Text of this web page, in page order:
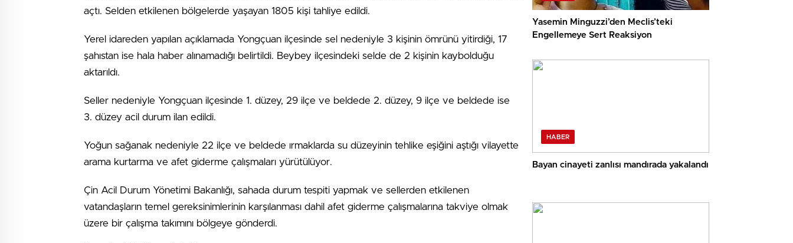
açtı. Selden etkilenen bölgelerde yaşayan 1805 kişi tahliye edildi.
Yerel idareden yapılan açıklamada Yongçuan ilçesinde sel nedeniyle 3 kişinin ömrünü yitirdiği, 17
şahıstan ise hala haber alınamadığı belirtildi. Beybey ilçesindeki selde de 2 kişinin kaybolduğu
aktarıldı.
Seller nedeniyle Yongçuan ilçesinde 1. düzey, 29 ilçe ve beldede 2. düzey, 9 ilçe ve beldede ise
3. düzey acil durum ilan edildi.
Yoğun sağanak nedeniyle 22 ilçe ve beldede ırmaklarda su düzeyinin tehlike eşiğini aştığı vilayette
arama kurtarma ve afet giderme çalışmaları yürütülüyor.
Çin Acil Durum Yönetimi Bakanlığı, sahada durum tespiti yapmak ve sellerden etkilenen
vatandaşların temel gereksinimlerinin karşılanması dahil afet giderme çalışmalarına takviye olmak
üzere bir çalışma takımını bölgeye gönderdi.
Yasemin Minguzzi’den Meclis’teki
Engellemeye Sert Reaksiyon
HABER
Bayan cinayeti zanlısı mandırada yakalandı